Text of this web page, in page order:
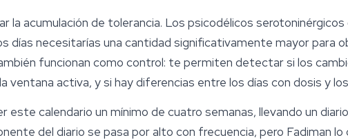
la acumulación de tolerancia. Los psicodélicos
días necesitarías una cantidad significativamente mayor para
funcionan como control: te permiten detectar si los
ventana activa, y si hay diferencias entre los días con dosis y
este calendario un mínimo de cuatro semanas, llevando un
del diario se pasa por alto con frecuencia, pero Fadiman lo